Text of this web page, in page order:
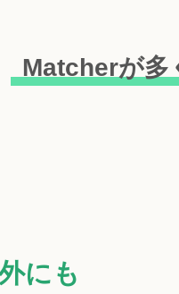
Matcherが多
にも